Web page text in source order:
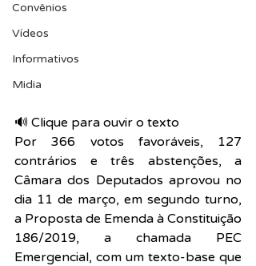
Convênios
Vídeos
Informativos
Midia
🔊 Clique para ouvir o texto
Por 366 votos favoráveis, 127
contrários e três abstenções, a
Câmara dos Deputados aprovou no
dia 11 de março, em segundo turno,
a Proposta de Emenda à Constituição
186/2019, a chamada PEC
Emergencial, com um texto-base que